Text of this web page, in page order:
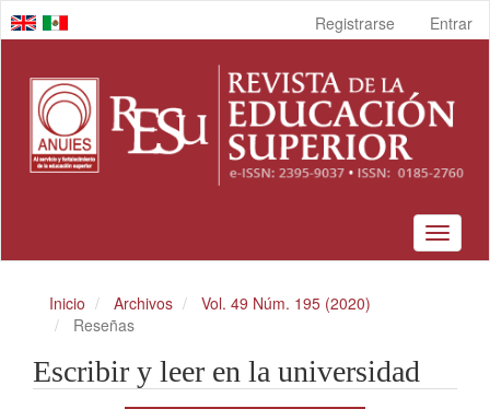
Navegación
principal
principal
Barra
lateral
Registrarse Entrar
Toggle
Inicio Archivos
Vol. 49 Núm. 195 (2020)
Reseñas
Escribir y leer en la universidad